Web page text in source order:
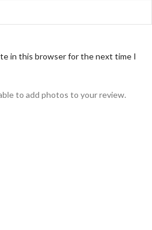
in this browser for the next time I
to add photos to your review.